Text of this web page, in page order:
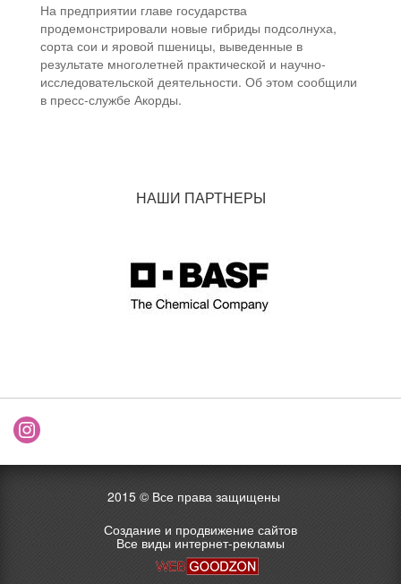
На предприятии главе государства
продемонстрировали новые гибриды подсолнуха,
сорта сои и яровой пшеницы, выведенные в
результате многолетней практической и научно-
исследовательской деятельности. Об этом сообщили
в пресс-службе Акорды.
НАШИ ПАРТНЕРЫ
2015 © Все права защищены
Создание и продвижение сайтов
Все виды интернет-рекламы